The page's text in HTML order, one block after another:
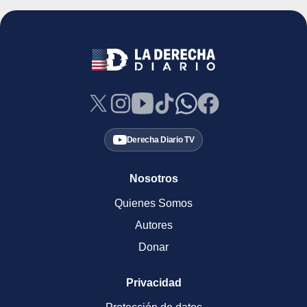
Derecha Diario TV
Nosotros
Quienes Somos
Autores
Donar
Privacidad